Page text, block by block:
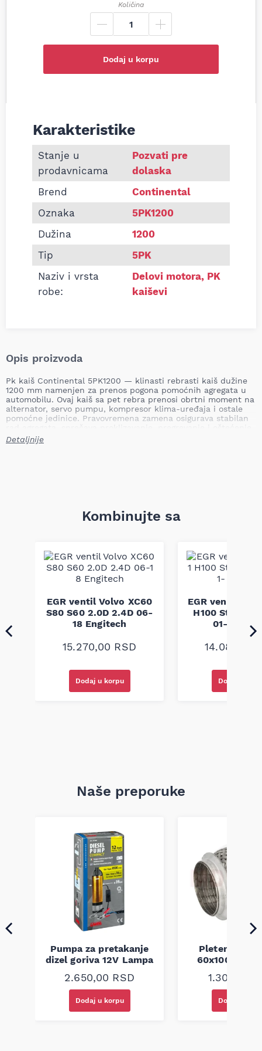
Količina
Dodaj u korpu
Informacije o Pk kaiš Continental 5PK1200
Karakteristike
Stanje u
prodavnicama
Pozvati pre
dolaska
Brend
Continental
Oznaka
5PK1200
Dužina
1200
Tip
5PK
Naziv i vrsta
robe:
Delovi motora, PK
kaiševi
Opis proizvoda
Pk kaiš Continental 5PK1200 — klinasti rebrasti kaiš dužine
1200 mm namenjen za prenos pogona pomoćnih agregata u
automobilu. Ovaj kaiš sa pet rebra prenosi obrtni moment na
alternator, servo pumpu, kompresor klima-uređaja i ostale
pomoćne jedinice. Pravovremena zamena osigurava stabilan
ležajeva pogonskih uređaja; dotrajal ili napukao kaiš može
dovesti do gubitka napajanja alternatora, otkazivanja
Continental je globalno priznat brend za pogonske i pomoćne
za pouzdanu zamenu originalnog kaiša, obezbeđujući
sigurnost i dugotrajnost u radu vozila.
Detaljnije
Kombinujte sa
EGR ventil Volvo XC60
S80 S60 2.0D 2.4D 06-
18 Engitech
15.270,00 RSD
Dodaj u korpu
EGR ventil
H100 Starex
01-
14.080,00
Dodaj u
Naše preporuke
Pumpa za pretakanje
dizel goriva 12V Lampa
2.650,00 RSD
Dodaj u korpu
Pletenica
60x100
1.300,00
Dodaj u